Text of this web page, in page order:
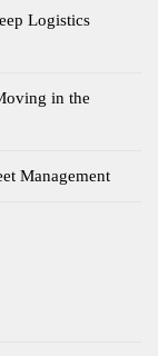
Logistics
in the
Management